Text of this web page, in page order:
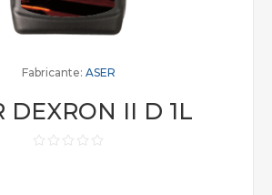
Fabricante: ASER
DEXRON II D 1L